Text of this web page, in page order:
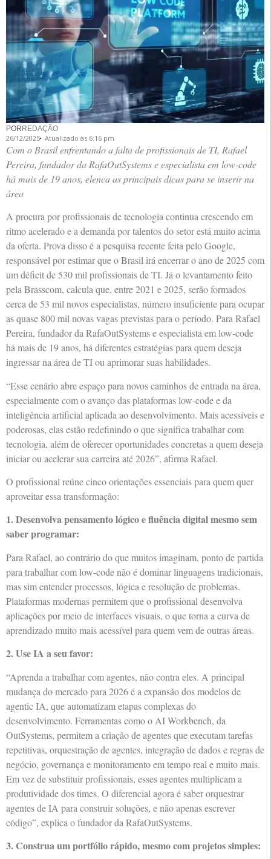
PORREDAÇÃO
26/12/2025 Atualizado às 6:16 pm
Com o Brasil enfrentando a falta de profissionais de TI, Rafael
Pereira, fundador da RafaOutSystems e especialista em low-code
há mais de 19 anos, elenca as principais dicas para se inserir na
área
A procura por profissionais de tecnologia continua crescendo em
ritmo acelerado e a demanda por talentos do setor está muito acima
da oferta. Prova disso é a pesquisa recente feita pelo Google,
responsável por estimar que o Brasil irá encerrar o ano de 2025 com
um déficit de 530 mil profissionais de TI. Já o levantamento feito
pela Brasscom, calcula que, entre 2021 e 2025, serão formados
cerca de 53 mil novos especialistas, número insuficiente para ocupar
as quase 800 mil novas vagas previstas para o período. Para Rafael
Pereira, fundador da RafaOutSystems e especialista em low-code
há mais de 19 anos, há diferentes estratégias para quem deseja
ingressar na área de TI ou aprimorar suas habilidades.
“Esse cenário abre espaço para novos caminhos de entrada na área,
especialmente com o avanço das plataformas low-code e da
inteligência artificial aplicada ao desenvolvimento. Mais acessíveis e
poderosas, elas estão redefinindo o que significa trabalhar com
tecnologia, além de oferecer oportunidades concretas a quem deseja
iniciar ou acelerar sua carreira até 2026”, afirma Rafael.
O profissional reúne cinco orientações essenciais para quem quer
aproveitar essa transformação:
1. Desenvolva pensamento lógico e fluência digital mesmo sem
saber programar:
Para Rafael, ao contrário do que muitos imaginam, ponto de partida
para trabalhar com low-code não é dominar linguagens tradicionais,
mas sim entender processos, lógica e resolução de problemas.
Plataformas modernas permitem que o profissional desenvolva
aplicações por meio de interfaces visuais, o que torna a curva de
aprendizado muito mais acessível para quem vem de outras áreas.
2. Use IA a seu favor:
“Aprenda a trabalhar com agentes, não contra eles. A principal
mudança do mercado para 2026 é a expansão dos modelos de
agentic IA, que automatizam etapas complexas do
desenvolvimento. Ferramentas como o AI Workbench, da
OutSystems, permitem a criação de agentes que executam tarefas
repetitivas, orquestração de agentes, integração de dados e regras de
negócio, governança e monitoramento em tempo real e muito mais.
Em vez de substituir profissionais, esses agentes multiplicam a
produtividade dos times. O diferencial agora é saber orquestrar
agentes de IA para construir soluções, e não apenas escrever
código”, explica o fundador da RafaOutSystems.
3. Construa um portfólio rápido, mesmo com projetos simples: